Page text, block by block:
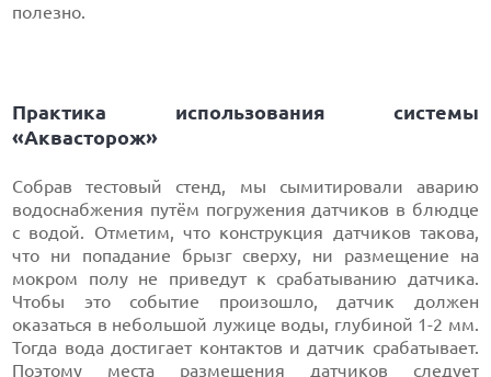
полезно.
Практика использования системы
«Аквасторож»
Собрав тестовый стенд, мы сымитировали аварию
водоснабжения путём погружения датчиков в блюдце
с водой. Отметим, что конструкция датчиков такова,
что ни попадание брызг сверху, ни размещение на
мокром полу не приведут к срабатыванию датчика.
Чтобы это событие произошло, датчик должен
оказаться в небольшой лужице воды, глубиной 1-2 мм.
Тогда вода достигает контактов и датчик срабатывает.
Поэтому места размещения датчиков следует